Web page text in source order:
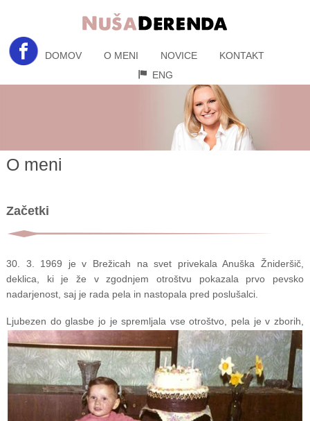
DOMOV O MENI NOVICE
KONTAKT
ENG
O meni
Začetki
30. 3. 1969 je v Brežicah na svet privekala Anuška Žnideršič,
deklica, ki je že v zgodnjem otroštvu pokazala prvo pevsko
nadarjenost, saj je rada pela in nastopala pred poslušalci.
Ljubezen do glasbe jo je spremljala vse otroštvo, pela je v zborih,